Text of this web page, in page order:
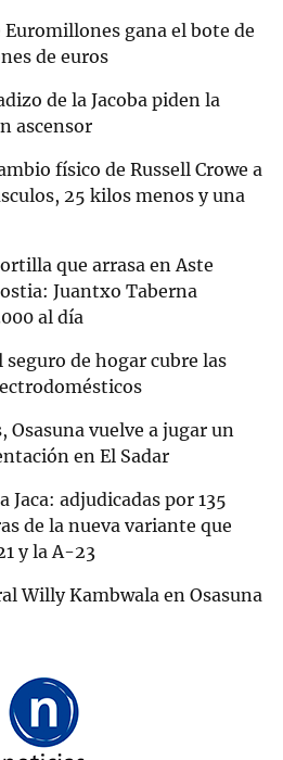
gana el bote de
de euros
de la Jacoba piden la
ascensor
físico de Russell Crowe a
25 kilos menos y una
que arrasa en Aste
Juantxo Taberna
al día
seguro de hogar cubre las
Osasuna vuelve a jugar un
en El Sadar
Jaca: adjudicadas por 135
de la nueva variante que
y la A-23
Willy Kambwala en Osasuna